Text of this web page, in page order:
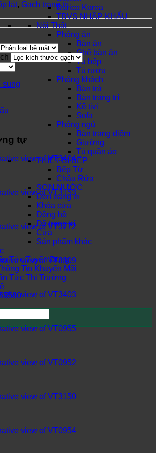
Dorico Korea
TBVS NHẬP KHẨU
Nội Thất
Phòng ăn
Bàn ăn
Ghế bàn ăn
Tủ bếp
Tủ rượu
Phòng khách
Bàn trà
Bàn trang trí
Kệ tivi
Sofa
Phòng ngủ
Bàn trang điểm
Giường
Tủ quần áo
THIẾT BỊ BẾP
Bếp Từ
Chậu Rửa
SƠN NƯỚC
Đèn trang trí
Khóa cửa
Đồng hồ
Đồ trang trí
Cửa
Sản phẩm khác
Tức Tuyển Dụng
Tin Khuyến Mãi
Tức Thị Trường
lát, Gạch trang trí
sung
tự